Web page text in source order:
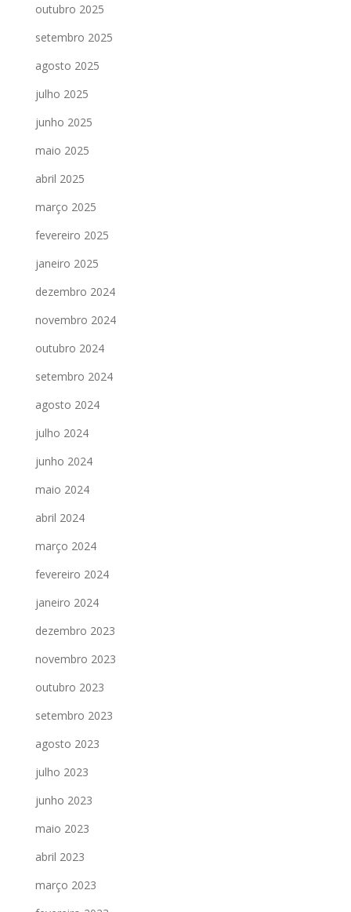
outubro 2025
setembro 2025
agosto 2025
julho 2025
junho 2025
maio 2025
abril 2025
março 2025
fevereiro 2025
janeiro 2025
dezembro 2024
novembro 2024
outubro 2024
setembro 2024
agosto 2024
julho 2024
junho 2024
maio 2024
abril 2024
março 2024
fevereiro 2024
janeiro 2024
dezembro 2023
novembro 2023
outubro 2023
setembro 2023
agosto 2023
julho 2023
junho 2023
maio 2023
abril 2023
março 2023